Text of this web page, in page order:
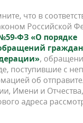
что в
Российской
ФЗ «О порядке
граждан
,
поступившие с
об
Имени и
адреса